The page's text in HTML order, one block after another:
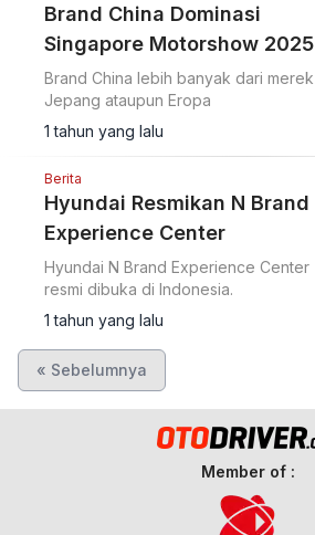
Brand China Dominasi
Singapore Motorshow 2025
Brand China lebih banyak dari merek
Jepang ataupun Eropa
1 tahun yang lalu
Berita
Hyundai Resmikan N Brand
Experience Center
Hyundai N Brand Experience Center
resmi dibuka di Indonesia.
1 tahun yang lalu
« Sebelumnya
Member of :